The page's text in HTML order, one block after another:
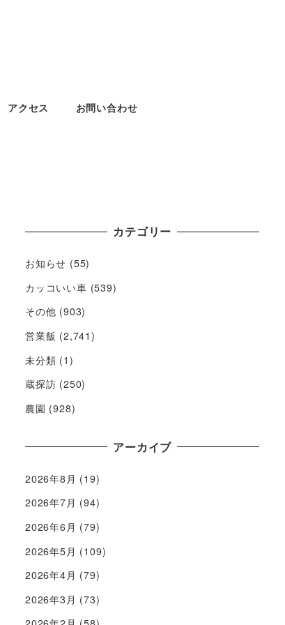
アクセス お問い合わせ
カテゴリー
お知らせ (55)
カッコいい車 (539)
その他 (903)
営業飯 (2,741)
未分類 (1)
蔵探訪 (250)
農園 (928)
アーカイブ
2026年8月 (19)
2026年7月 (94)
2026年6月 (79)
2026年5月 (109)
2026年4月 (79)
2026年3月 (73)